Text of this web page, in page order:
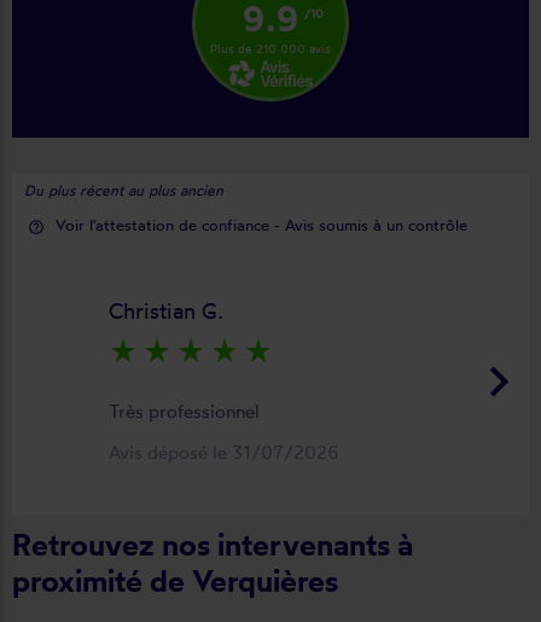
9.9 /10
Plus de 210 000 avis
Du plus récent au plus ancien
help_outline Voir l'attestation de confiance - Avis soumis à un contrôle
keyboard_arrow_right
Christian G.
star_rate star_rate star_rate star_rate star_rate
Très professionnel
Avis déposé le 31/07/2026
Retrouvez nos intervenants à
proximité de Verquières